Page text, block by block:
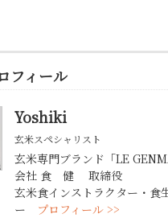
フィール
Yoshiki
玄米スペシャリスト
玄米専門ブランド「LE
会社 食 健 取締役
玄米食インストラクター・食
ー プロフィール >>